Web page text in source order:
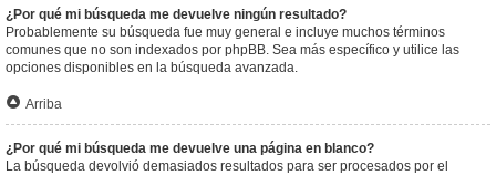
¿Por qué mi búsqueda me devuelve ningún resultado?
Probablemente su búsqueda fue muy general e incluye muchos términos
comunes que no son indexados por phpBB. Sea más específico y utilice las
opciones disponibles en la búsqueda avanzada.
Arriba
¿Por qué mi búsqueda me devuelve una página en blanco?
La búsqueda devolvió demasiados resultados para ser procesados por el